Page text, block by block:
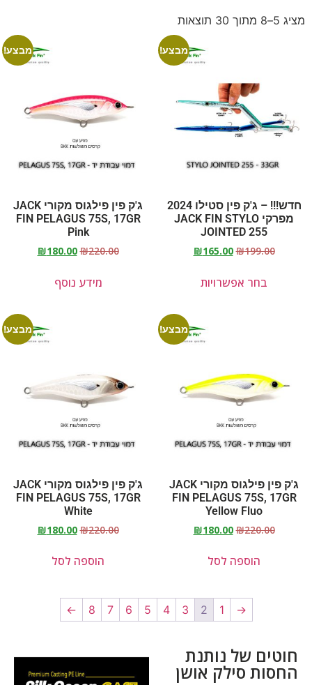
מציג 5–8 מתוך 30 תוצאות
מבצע!
חדש!!! – ג'ק פין סטילו 2024
מפרקי JACK FIN STYLO
JOINTED 255
₪199.00
₪165.00
בחר אפשרויות
מבצע!
ג'ק פין פילגוס מקורי JACK
FIN PELAGUS 75S, 17GR
Pink
₪220.00
₪180.00
מידע נוסף
מבצע!
ג'ק פין פילגוס מקורי JACK
FIN PELAGUS 75S, 17GR
Yellow Fluo
₪220.00
₪180.00
הוספה לסל
מבצע!
ג'ק פין פילגוס מקורי JACK
FIN PELAGUS 75S, 17GR
White
₪220.00
₪180.00
הוספה לסל
→
1
2
3
4
5
6
7
8
←
חוטים של נותנת
החסות סילק אושן